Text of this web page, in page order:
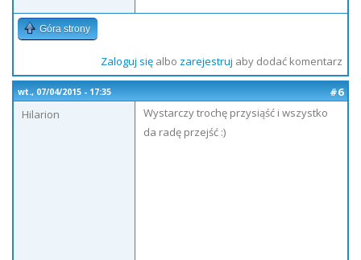
Góra strony
Zaloguj sięalbo zarejestruj aby dodać komentarz
wt., 07/04/2015 - 17:35
#6
Hilarion
Wystarczy trochę przysiąść i wszystko
da radę przejść :)